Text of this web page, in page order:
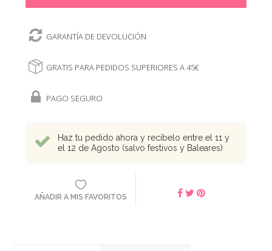
GARANTÍA DE DEVOLUCIÓN
GRATIS PARA PEDIDOS SUPERIORES A 45€
PAGO SEGURO
Haz tu pedido ahora y recíbelo entre el 11 y
el 12 de Agosto (salvo festivos y Baleares)
AÑADIR A MIS FAVORITOS